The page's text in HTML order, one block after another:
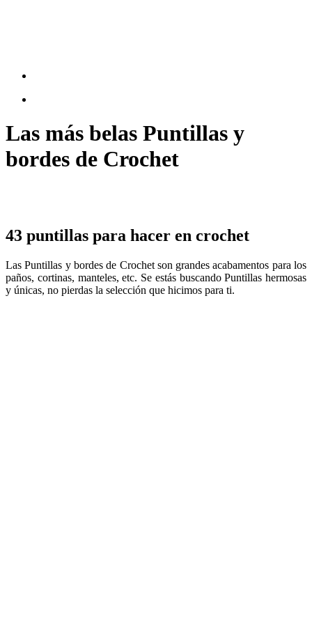
Las más belas Puntillas y
bordes de Crochet
43 puntillas para hacer en crochet
Las Puntillas y bordes de Crochet son grandes acabamentos para los
paños, cortinas, manteles, etc. Se estás buscando Puntillas hermosas
y únicas, no pierdas la selección que hicimos para ti.